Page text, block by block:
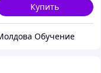
Купить
Обучение